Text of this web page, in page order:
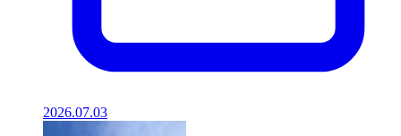
2026.07.03